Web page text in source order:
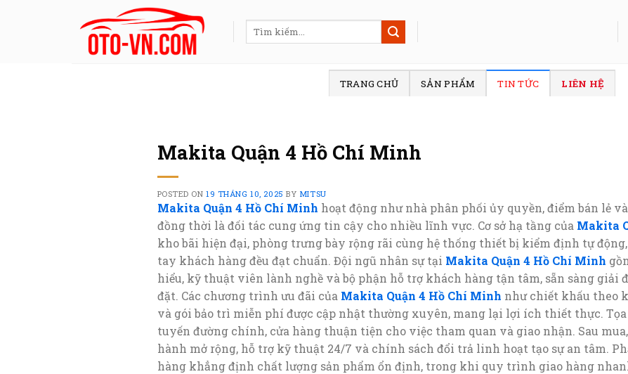
Tìm
kiếm:
TRANG CHỦ SẢN PHẨM TIN TỨC LIÊN HỆ
Makita Quận 4 Hồ Chí Minh
POSTED ON19 THÁNG 10, 2025 BY MITSU
Makita Quận 4 Hồ Chí Minh hoạt động như nhà phân phối ủy quyền, điểm bán lẻ
đồng thời là đối tác cung ứng tin cậy cho nhiều lĩnh vực. Cơ sở hạ tầng của Makita
kho bãi hiện đại, phòng trưng bày rộng rãi cùng hệ thống thiết bị kiểm định tự động,
tay khách hàng đều đạt chuẩn. Đội ngũ nhân sự tại Makita Quận 4 Hồ Chí Minh
hiểu, kỹ thuật viên lành nghề và bộ phận hỗ trợ khách hàng tận tâm, sẵn sàng giải
đặt. Các chương trình ưu đãi của Makita Quận 4 Hồ Chí Minh như chiết khấu theo
và gói bảo trì miễn phí được cập nhật thường xuyên, mang lại lợi ích thiết thực.
tuyến đường chính, cửa hàng thuận tiện cho việc tham quan và giao nhận. Sau
hành mở rộng, hỗ trợ kỹ thuật 24/7 và chính sách đổi trả linh hoạt tạo sự an tâm.
hàng khẳng định chất lượng sản phẩm ổn định, trong khi quy trình giao hàng